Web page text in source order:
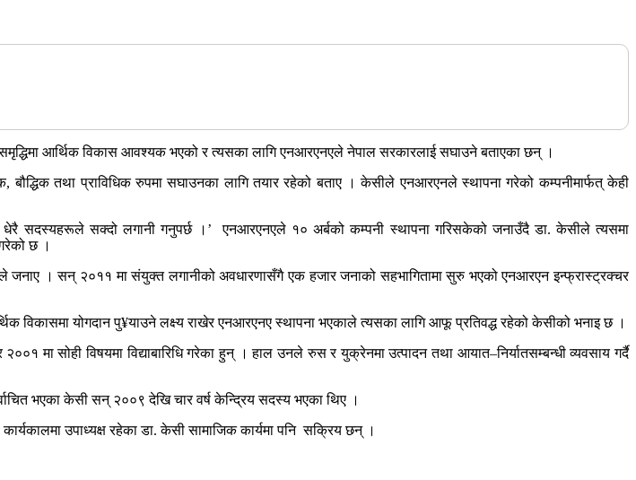
आर्थिक विकास आवश्यक भएको र त्यसका लागि एनआरएनएले नेपाल सरकारलाई सघाउने बताएका छन् ।
तथा प्राविधिक रुपमा सघाउनका लागि तयार रहेको बताए । केसीले एनआरएनले स्थापना गरेको कम्पनीमार्फत् केही
धेरै सदस्यहरूले सक्दो लगानी गनुपर्छ ।’ एनआरएनएले १० अर्बको कम्पनी स्थापना गरिसकेको जनाउँदै डा. केसीले त्यसमा
छ ।
जनाए । सन् २०११ मा संयुक्त लगानीको अवधारणासँगै एक हजार जनाको सहभागितामा सुरु भएको एनआरएन इन्फ्रास्ट्रक्चर
विकासमा योगदान पु¥याउने लक्ष्य राखेर एनआरएनए स्थापना भएकाले त्यसका लागि आफू प्रतिवद्ध रहेको केसीको भनाइ छ ।
मा सोही विषयमा विद्याबारिधि गरेका हुन् । हाल उनले रुस र युक्रेनमा उत्पादन तथा आयात–निर्यातसम्बन्धी व्यवसाय गर्दै
भएका केसी सन् २००९ देखि चार वर्ष केन्द्रिय सदस्य भएका थिए ।
उपाध्यक्ष रहेका डा. केसी सामाजिक कार्यमा पनि सक्रिय छन् ।